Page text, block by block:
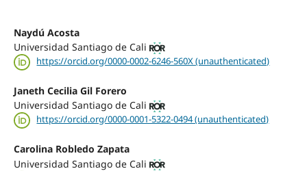
Naydú Acosta
Universidad Santiago de Cali
https://orcid.org/0000-0002-6246-560X (unauthenticated)
Janeth Cecilia Gil Forero
Universidad Santiago de Cali
https://orcid.org/0000-0001-5322-0494 (unauthenticated)
Carolina Robledo Zapata
Universidad Santiago de Cali